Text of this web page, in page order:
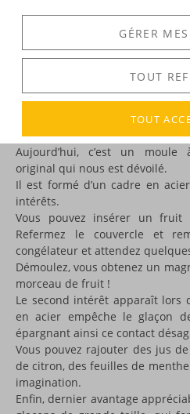
Entre autresaccessoires à
propose de beaux moules à
Ainsi par exemple, ces moules
permettront d’obtenir des
boules de glace.
Aujourd’hui, c’est un moule
original qui nous est dévoilé.
Il est formé d’un cadre en
intérêts.
Vous pouvez insérer un fruit
Refermez le couvercle et
congélateur et attendez
Démoulez, vous obtenez un
morceau de fruit !
Le second intérêt apparaît lors
en acier empêche le glaçon
épargnant ainsi ce contact
Vous pouvez rajouter des jus
de citron, des feuilles de
imagination.
Enfin, dernier avantage
GÉRER
TOUT
TOUT